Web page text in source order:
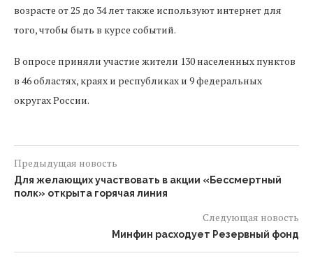
возрасте от 25 до 34 лет также используют интернет для
того, чтобы быть в курсе событий.
В опросе приняли участие жители 130 населенных пунктов
в 46 областях, краях и республиках и 9 федеральных
округах России.
Предыдущая новость
Для желающих участвовать в акции «Бессмертный
полк» открыта горячая линия
Следующая новость
Минфин расходует Резервный фонд